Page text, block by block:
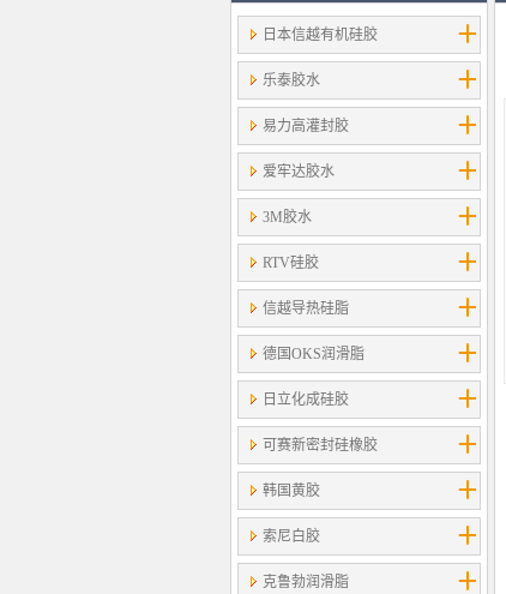
日本信越有机硅胶
乐泰胶水
易力高灌封胶
爱牢达胶水
3M胶水
RTV硅胶
信越导热硅脂
德国OKS润滑脂
日立化成硅胶
可赛新密封硅橡胶
韩国黄胶
索尼白胶
克鲁勃润滑脂